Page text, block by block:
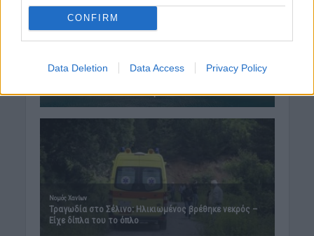
CONFIRM
Data Deletion Data Access Privacy Policy